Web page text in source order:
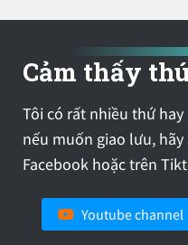
Cảm thấy
Tôi có rất nhiều thứ
nếu muốn giao lưu,
Facebook hoặc trên
Youtube channel